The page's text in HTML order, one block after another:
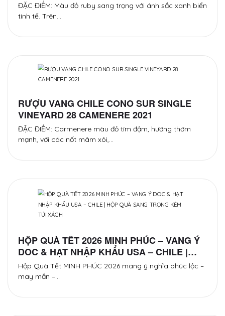
ĐẶC ĐIỂM: Màu đỏ ruby sang trọng với ánh sắc xanh biển
tinh tế. Trên…
RƯỢU VANG CHILE CONO SUR SINGLE
VINEYARD 28 CAMENERE 2021
ĐẶC ĐIỂM: Carmenere màu đỏ tím đậm, hương thơm
mạnh, với các nốt mâm xôi,…
HỘP QUÀ TẾT 2026 MINH PHÚC – VANG Ý
DOC & HẠT NHẬP KHẨU USA – CHILE |
HỘP QUÀ SANG TRỌNG KÈM TÚI XÁCH
Hộp Quà Tết MINH PHÚC 2026 mang ý nghĩa phúc lộc –
may mắn –…